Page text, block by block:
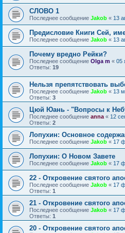
СЛОВО 1
Последнее сообщение Jakob « 13
Предисловие Книги Сей,
Последнее сообщение Jakob « 13
Почему вредно Рейки?
Последнее сообщение Olga m « 05
Ответы: 19
Нельзя препятствовать
Последнее сообщение Jakob « 13
Ответы: 3
Цюй Юань - "Вопросы к
Последнее сообщение anna « 12
Ответы: 2
Лопухин: Основное
Последнее сообщение Jakob « 17
Лопухин: О Новом Завете
Последнее сообщение Jakob « 17
22 - Откровение святого
Последнее сообщение Jakob « 17
Ответы: 1
21 - Откровение святого
Последнее сообщение Jakob « 17
Ответы: 1
20 - Откровение святого